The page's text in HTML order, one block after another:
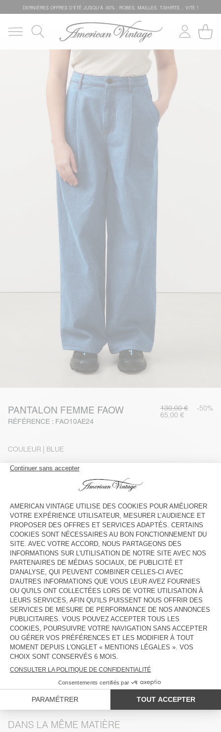
DERNIÈRES OFFRES D'ÉTÊ JUSQU'À -50% : ROBES, MAILLES, T-SHIRTS... VITE !
PANTALON FEMME FAOW
RÉFÉRENCE : FAO10AE24
130,00 € -50%
65,00 €
COULEUR | BLUE
XS S M L
Le mannequin mesure 165 cm et porte une taille S
GUIDE DES TAILLES
Livraison estiméeentre le mercredi 12 août et le vendredi 14
août
AJOUTER AU PANIER
DESCRIPTION
TAILLE ET COUPE
COMPOSITION
ENTRETIEN
TRAÇABILITÉ
LIVRAISON ET RETOURS
DANS LA MÊME MATIÈRE